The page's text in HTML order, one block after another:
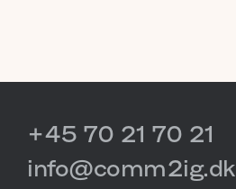
+45 70 21 70 21
info@comm2ig.dk